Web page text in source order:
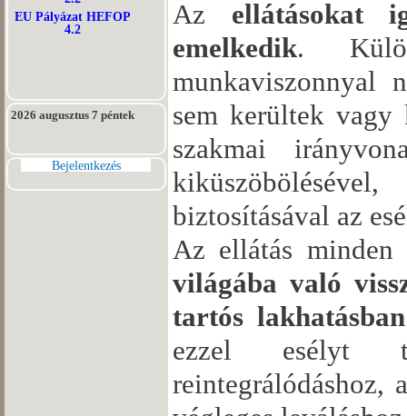
EU Pályázat HEFOP
4.2
2026 augusztus 7 péntek
Bejelentkezés
Az ellátásokat
emelkedik.
munkaviszonnyal
sem kerültek vagy
szakmai
biztosításával az
Az ellátás
világába való
tartós
ezzel esélyt
reintegrálódáshoz,